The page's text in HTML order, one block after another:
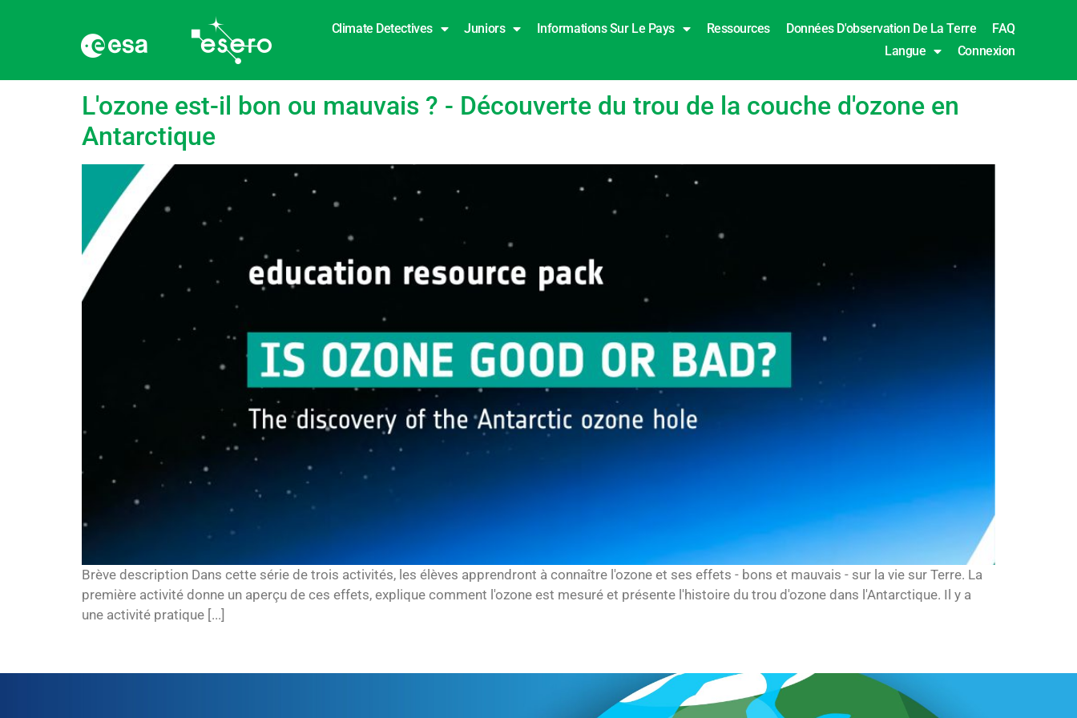
Climate Detectives Juniors Informations Sur Le Pays Ressources Données D'observation De La Terre
FAQ
Langue
Connexion
Étiquette :Lumière ultraviolette (UV)
L'ozone est-il bon ou mauvais ? - Découverte du trou de la couche d'ozone en
Antarctique
Brève description Dans cette série de trois activités, les élèves apprendront à connaître l'ozone et ses effets - bons et mauvais - sur la vie sur Terre. La
première activité donne un aperçu de ces effets, explique comment l'ozone est mesuré et présente l'histoire du trou d'ozone dans l'Antarctique. Il y a
une activité pratique [...]